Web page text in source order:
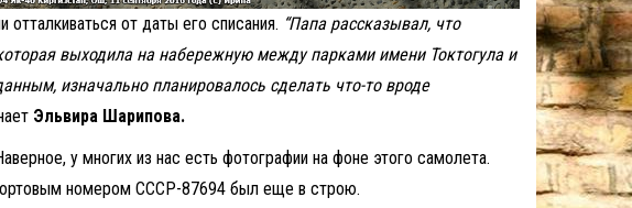
от даты его списания. “Папа рассказывал, что
выходила на набережную между парками имени Токтогула и
изначально планировалось сделать что-то вроде
Эльвира Шарипова.
у многих из нас есть фотографии на фоне этого самолета.
номером СССР-87694 был еще в строю.